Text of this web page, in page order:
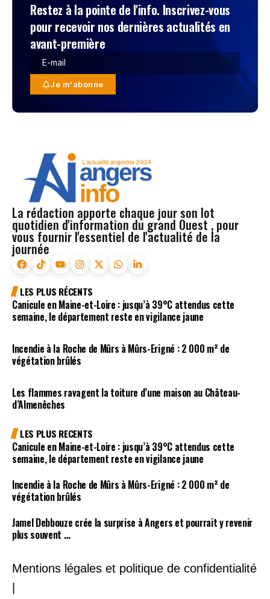
Restez à la pointe de l'info. Inscrivez-vous
pour recevoir nos dernières actualités en
avant-première
Je m'abonne
La rédaction apporte chaque jour son lot
quotidien d'information du grand Ouest , pour
vous fournir l'essentiel de l'actualité de la
journée
LES PLUS RÉCENTS
Canicule en Maine-et-Loire : jusqu’à 39°C attendus cette
semaine, le département reste en vigilance jaune
Incendie à la Roche de Mûrs à Mûrs-Erigné : 2 000 m² de
végétation brûlés
Les flammes ravagent la toiture d’une maison au Château-
d’Almenêches
LES PLUS RECENTS
Canicule en Maine-et-Loire : jusqu’à 39°C attendus cette
semaine, le département reste en vigilance jaune
Incendie à la Roche de Mûrs à Mûrs-Erigné : 2 000 m² de
végétation brûlés
Jamel Debbouze crée la surprise à Angers et pourrait y revenir
plus souvent …
Mentions légales et politique de confidentialité
|